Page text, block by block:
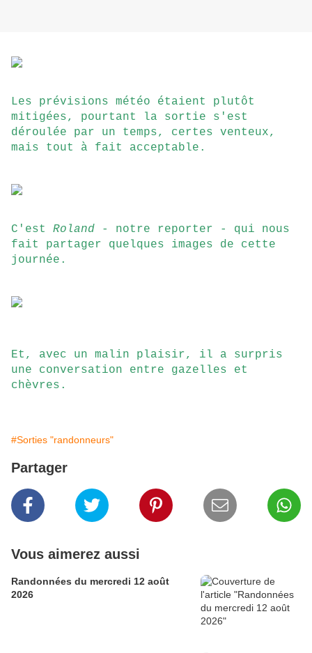
Les prévisions météo étaient plutôt
mitigées, pourtant la sortie s'est
déroulée par un temps, certes venteux,
mais tout à fait acceptable.
C'est Roland - notre reporter - qui nous
fait partager quelques images de cette
journée.
Et, avec un malin plaisir, il a surpris
une conversation entre gazelles et
chèvres.
#Sorties "randonneurs"
Partager
Vous aimerez aussi
Randonnées du mercredi 12 août
2026